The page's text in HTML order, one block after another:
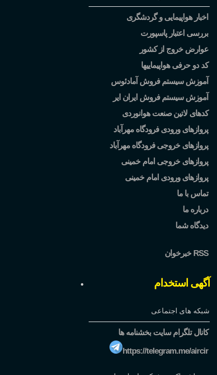
اخبار هواپیمایی و گردشگری
بررسی اعتبار پاسپورت
عوارض خروج از کشور
کد دو حرفی هواپیماییها
آموزش سیستم فروش آمادئوس
آموزش سیستم فروش ایران ایر
کدهای لاتین صنعت هوانوردی
پروازهای ورودی فرودگاه مهرآباد
پروازهای خروجی فرودگاه مهرآباد
پروازهای خروجی امام خمینی
پروازهای ورودی امام خمینی
تماس با ما
درباره ما
دیدگاه شما
خبرخوان RSS
آگهی استخدام
شبکه های اجتماعی
کانال تلگرام سایت بخشنامه ها
https://telegram.me/aircir